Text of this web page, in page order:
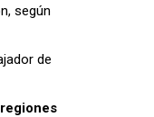
según
de